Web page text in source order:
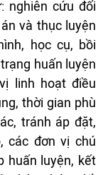
nghiên cứu đối
và thục luyện
học cụ, bồi
huấn luyện
linh hoạt điều
thời gian phù
tránh áp đặt,
các đơn vị chú
huấn luyện, kết